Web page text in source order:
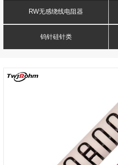
RW无感绕线电阻器
钨针硅针类